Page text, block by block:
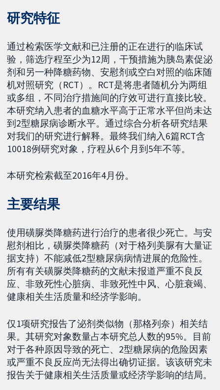
研究特征
通过检索医学文献和已注册的正在进行的临床试
验，筛选疗程至少为12周，干预措施为胰岛素促泌
剂和另一种降糖药物、安慰剂或空白对照的临床随
机对照研究（RCT）。RCT是将患者随机分为两组
或多组，不同治疗措施间的疗效可进行直接比较。
本研究纳入患者的血糖水平高于正常水平但尚未达
到2型糖尿病诊断水平。通过综合分析各研究结果
对我们的研究进行解释。最终我们纳入6篇RCT含
10018例研究对象，疗程从6个月到5年不等。
本研究检索截至2016年4月份。
主要结果
使用磺脲类降糖药进行治疗的患者很少死亡。与安
慰剂相比，磺脲类降糖药（对于格列美脲有大量证
据支持）不能减低2型糖尿病病情进展的危险性。
所有有关磺脲类降糖药的文献未报道严重不良反
应、非致死性心脏病、非致死性中风、心脏衰竭、
健康相关生活质量和经济学影响。
仅1项研究报告了泌剂类似物（那格列奈）相关结
果。其研究对象数量占本研究总人数的95%。目前
对于各种原因导致的死亡、2型糖尿病的危险因素
或严重不良反应尚无法得出确切证据。该该研究未
报告关于健康相关生活质量或经济学影响的结局。